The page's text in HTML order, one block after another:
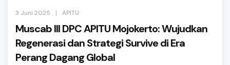
3 Juni 2025 | APITU
Muscab III DPC APITU Mojokerto: Wujudkan
Regenerasi dan Strategi Survive di Era
Perang Dagang Global